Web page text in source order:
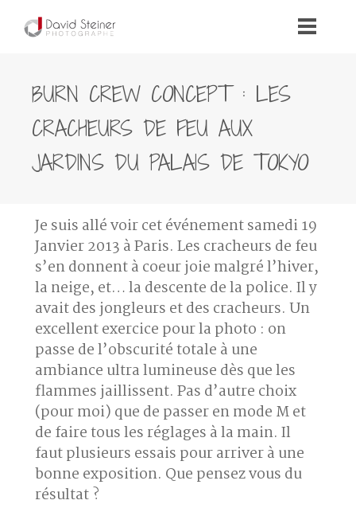
BURN CREW CONCEPT : LES
CRACHEURS DE FEU AUX
JARDINS DU PALAIS DE TOKYO
Je suis allé voir cet événement samedi 19
Janvier 2013 à Paris. Les cracheurs de feu
s’en donnent à coeur joie malgré l’hiver,
la neige, et… la descente de la police. Il y
avait des jongleurs et des cracheurs. Un
excellent exercice pour la photo : on
passe de l’obscurité totale à une
ambiance ultra lumineuse dès que les
flammes jaillissent. Pas d’autre choix
(pour moi) que de passer en mode M et
de faire tous les réglages à la main. Il
faut plusieurs essais pour arriver à une
bonne exposition. Que pensez vous du
résultat ?